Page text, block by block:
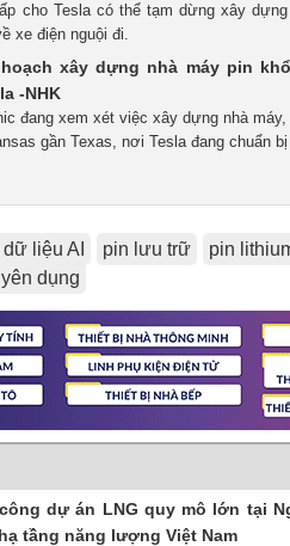
cho Tesla có thể tạm dừng xây
xe điện nguội đi.
xây dựng nhà máy pin
-NHK
đang xem xét việc xây dựng nhà
gần Texas, nơi Tesla đang chuẩn
liệu AI pin lưu trữ pin
dụng
dự án LNG quy mô lớn tại
tầng năng lượng Việt Nam